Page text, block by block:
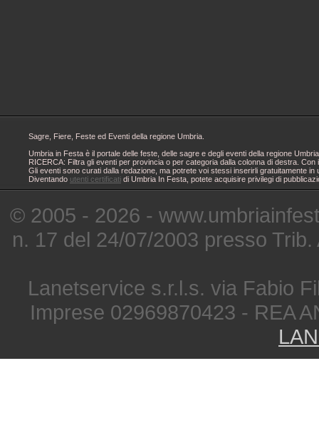
Sagre, Fiere, Feste ed Eventi della regione Umbria.
Umbria in Festa è il portale delle feste, delle sagre e degli eventi della regione
RICERCA: Filtra gli eventi per provincia o per categoria dalla colonna di destra.
Gli eventi sono curati dalla redazione, ma potrete voi stessi inserirli gratuitamente
Diventando utenti certificati di Umbria In Festa, potete acquisire privilegi di
© 2005 - 2026 -
n. 17 del 24/07/2003 presso
Lanetservice s.r.l.s. via Fabio
Imprese 02969870423 - REA